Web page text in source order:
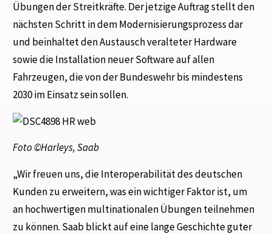
Übungen der Streitkräfte. Der jetzige Auftrag stellt den
nächsten Schritt in dem Modernisierungsprozess dar
und beinhaltet den Austausch veralteter Hardware
sowie die Installation neuer Software auf allen
Fahrzeugen, die von der Bundeswehr bis mindestens
2030 im Einsatz sein sollen.
Foto ©Harleys, Saab
„Wir freuen uns, die Interoperabilität des deutschen
Kunden zu erweitern, was ein wichtiger Faktor ist, um
an hochwertigen multinationalen Übungen teilnehmen
zu können. Saab blickt auf eine lange Geschichte guter